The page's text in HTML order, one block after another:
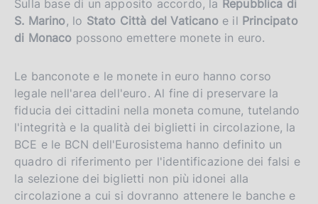
Sulla base di un apposito accordo, la Repubblica di
S. Marino, lo Stato Città del Vaticanoe il Principato
di Monaco possono emettere monete in euro.
Le banconote e le monete in euro hanno corso
legale nell'area dell'euro. Al fine di preservare la
fiducia dei cittadini nella moneta comune, tutelando
l'integrità e la qualità dei biglietti in circolazione, la
BCE e le BCN dell'Eurosistema hanno definito un
quadro di riferimento per l'identificazione dei falsi e
la selezione dei biglietti non più idonei alla
circolazione a cui si dovranno attenere le banche e